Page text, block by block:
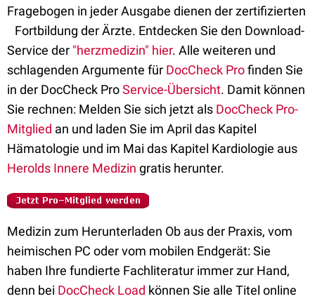
Fragebogen in jeder Ausgabe dienen der zertifizierten
Fortbildung der Ärzte. Entdecken Sie den Download-
Service der "herzmedizin" hier. Alle weiteren und
schlagenden Argumente für DocCheck Profinden Sie
in der DocCheck ProService-Übersicht. Damit können
Sie rechnen: Melden Sie sich jetzt als DocCheck Pro-
Mitglied an und laden Sie im April das Kapitel
Hämatologie und im Mai das Kapitel Kardiologie aus
Herolds Innere Medizin gratis herunter.
Medizin zum Herunterladen Ob aus der Praxis, vom
heimischen PC oder vom mobilen Endgerät: Sie
haben Ihre fundierte Fachliteratur immer zur Hand,
denn bei DocCheck Load können Sie alle Titel online